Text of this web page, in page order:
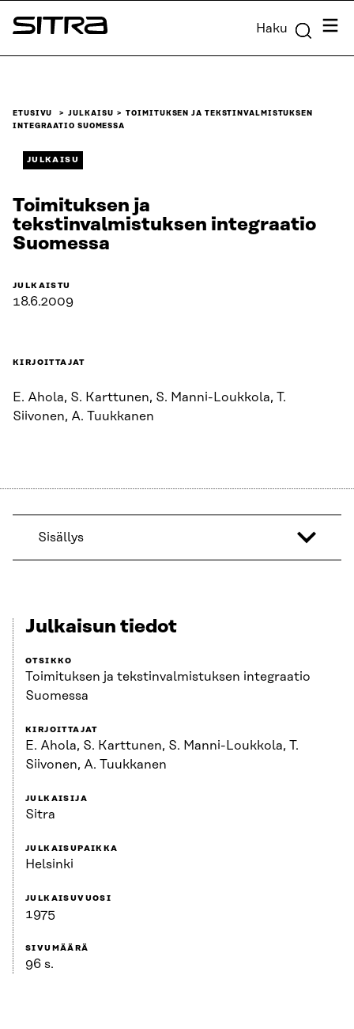
Siirry
suoraan
Sitra Haku
ETUSIVU JULKAISU
TOIMITUKSEN JA TEKSTINVALMISTUKSEN
INTEGRAATIO SUOMESSA
JULKAISU
Toimituksen ja
tekstinvalmistuksen integraatio
Suomessa
JULKAISTU
18.6.2009
KIRJOITTAJAT
E. Ahola, S. Karttunen, S. Manni-Loukkola, T.
Siivonen, A. Tuukkanen
Sisällys
Julkaisun tiedot
OTSIKKO
Toimituksen ja tekstinvalmistuksen integraatio
Suomessa
KIRJOITTAJAT
E. Ahola, S. Karttunen, S. Manni-Loukkola, T.
Siivonen, A. Tuukkanen
JULKAISIJA
Sitra
JULKAISUPAIKKA
Helsinki
JULKAISUVUOSI
1975
SIVUMÄÄRÄ
96 s.